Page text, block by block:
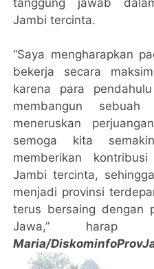
Jambi tercinta.
“Saya mengharapkan
bekerja secara
karena para
membangun
meneruskan
semoga kita
memberikan
Jambi tercinta,
menjadi provinsi
terus bersaing dengan
Jawa,”
Maria/